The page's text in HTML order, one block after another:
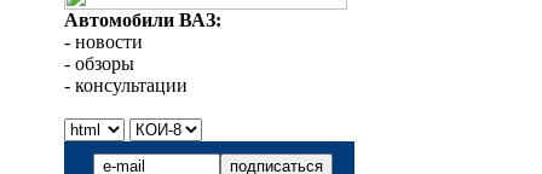
Автомобили ВАЗ:
- новости
- обзоры
- консультации